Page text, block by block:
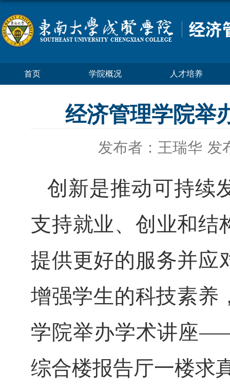
首页 学院概况 人才培养
经济管理学院举
发布者：王瑞华 发
创新是推动可持续
支持就业、创业和结
提供更好的服务并应
增强学生的科技素养
学院举办学术讲座
综合楼报告厅一楼求